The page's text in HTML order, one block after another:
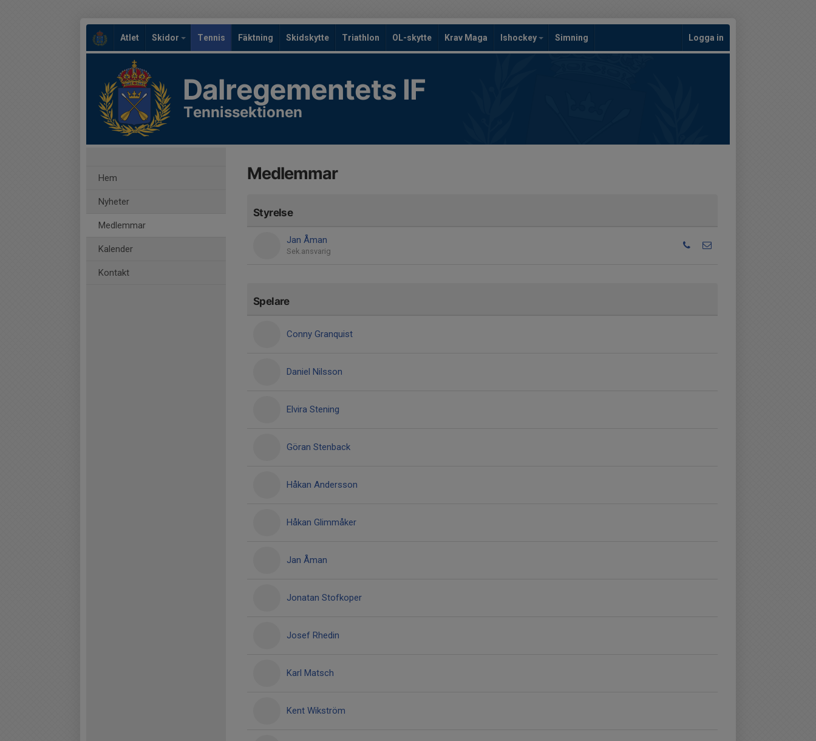
Atlet Skidor Tennis Fäktning Skidskytte Triathlon OL-skytte Krav Maga Ishockey Simning Logga in
Dalregementets IF
Tennissektionen
Hem
Nyheter
Medlemmar
Kalender
Kontakt
Medlemmar
Styrelse
Jan Åman
Sek.ansvarig
Spelare
Conny Granquist
Daniel Nilsson
Elvira Stening
Göran Stenback
Håkan Andersson
Håkan Glimmåker
Jan Åman
Jonatan Stofkoper
Josef Rhedin
Karl Matsch
Kent Wikström